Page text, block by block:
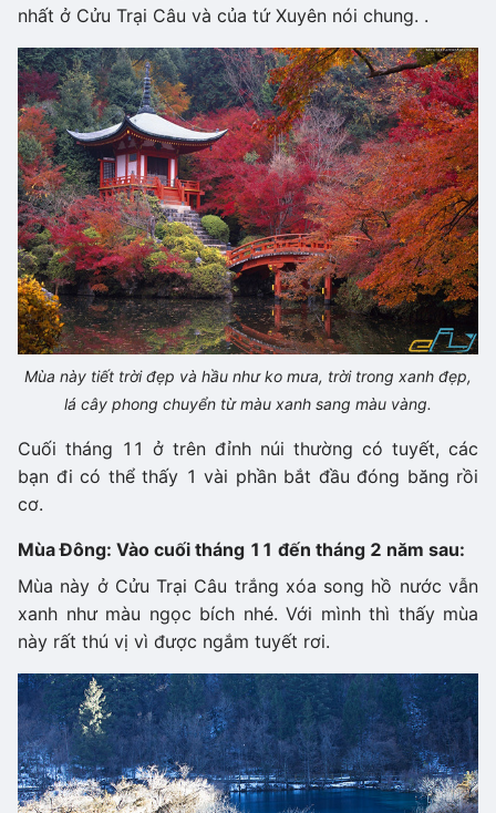
nhất ở Cửu Trại Câu và của tứ Xuyên nói chung. .
Mùa này tiết trời đẹp và hầu như ko mưa, trời trong xanh đẹp,
lá cây phong chuyển từ màu xanh sang màu vàng.
Cuối tháng 11 ở trên đỉnh núi thường có tuyết, các
bạn đi có thể thấy 1 vài phần bắt đầu đóng băng rồi
cơ.
Mùa Đông: Vào cuối tháng 11 đến tháng 2 năm sau:
Mùa này ở Cửu Trại Câu trắng xóa song hồ nước vẫn
xanh như màu ngọc bích nhé. Với mình thì thấy mùa
này rất thú vị vì được ngắm tuyết rơi.